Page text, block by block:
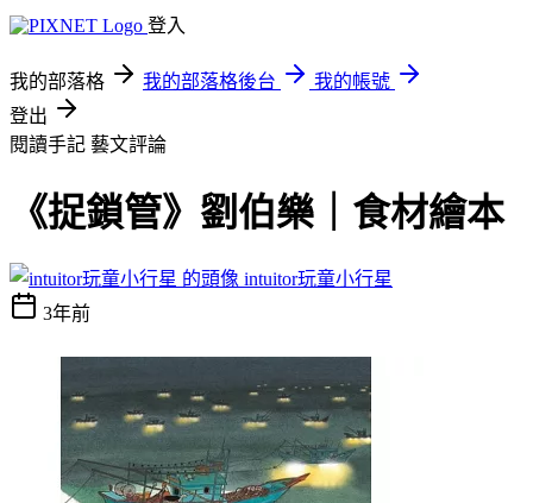
登入
我的部落格 我的部落格後台
我的帳號
登出
閱讀手記 藝文評論
《捉鎖管》劉伯樂｜食材繪本
intuitor玩童小行星
3年前